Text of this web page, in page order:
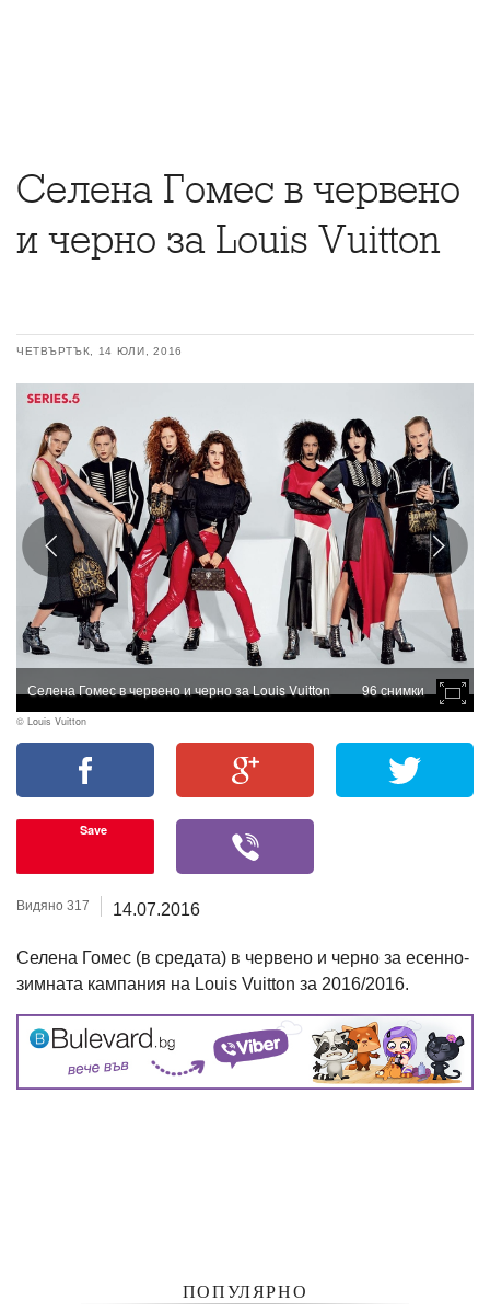
Селена Гомес в червено
и черно за Louis Vuitton
ЧЕТВЪРТЪК, 14 ЮЛИ, 2016
Селена Гомес в червено и черно за Louis Vuitton 96 снимки
© Louis Vuitton
Save
Видяно 317 14.07.2016
Селена Гомес (в средата) в червено и черно за есенно-
зимната кампания на Louis Vuitton за 2016/2016.
ПОПУЛЯРНО